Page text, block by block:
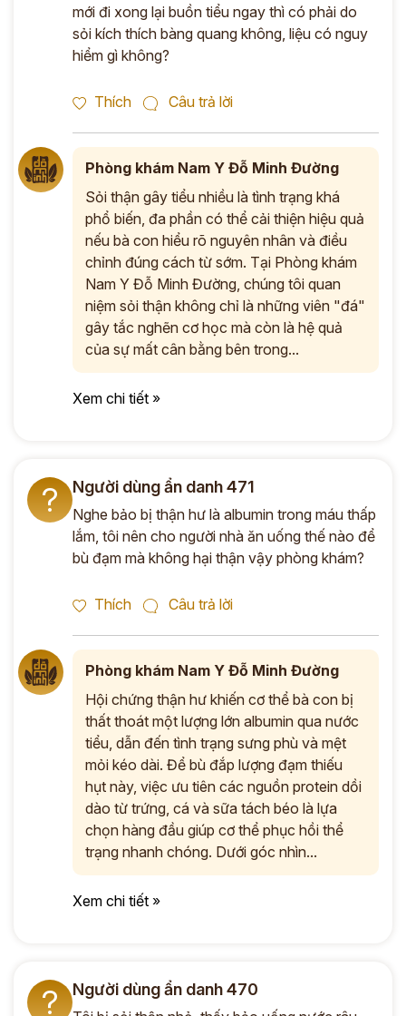
mới đi xong lại buồn tiểu ngay thì có phải do
sỏi kích thích bàng quang không, liệu có nguy
hiểm gì không?
Thích Câu trả lời
Phòng khám Nam Y Đỗ Minh Đường
Sỏi thận gây tiểu nhiều là tình trạng khá
phổ biến, đa phần có thể cải thiện hiệu quả
nếu bà con hiểu rõ nguyên nhân và điều
chỉnh đúng cách từ sớm. Tại Phòng khám
Nam Y Đỗ Minh Đường, chúng tôi quan
niệm sỏi thận không chỉ là những viên "đá"
gây tắc nghẽn cơ học mà còn là hệ quả
của sự mất cân bằng bên trong...
Xem chi tiết »
? Người dùng ẩn danh 471
Nghe bảo bị thận hư là albumin trong máu thấp
lắm, tôi nên cho người nhà ăn uống thế nào để
bù đạm mà không hại thận vậy phòng khám?
Thích Câu trả lời
Phòng khám Nam Y Đỗ Minh Đường
Hội chứng thận hư khiến cơ thể bà con bị
thất thoát một lượng lớn albumin qua nước
tiểu, dẫn đến tình trạng sưng phù và mệt
mỏi kéo dài. Để bù đắp lượng đạm thiếu
hụt này, việc ưu tiên các nguồn protein dồi
dào từ trứng, cá và sữa tách béo là lựa
chọn hàng đầu giúp cơ thể phục hồi thể
trạng nhanh chóng. Dưới góc nhìn...
Xem chi tiết »
? Người dùng ẩn danh 470